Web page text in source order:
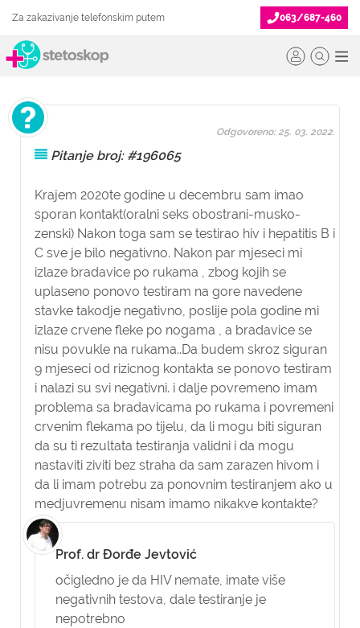
Za zakazivanje telefonskim putem 063/687-460
Pitanje broj: #196065
Krajem 2020te godine u decembru sam imao
sporan kontakt(oralni seks obostrani-musko-
zenski) Nakon toga sam se testirao hiv i hepatitis B i
C sve je bilo negativno. Nakon par mjeseci mi
izlaze bradavice po rukama , zbog kojih se
uplaseno ponovo testiram na gore navedene
stavke takodje negativno, poslije pola godine mi
izlaze crvene fleke po nogama , a bradavice se
nisu povukle na rukama..Da budem skroz siguran
9 mjeseci od rizicnog kontakta se ponovo testiram
i nalazi su svi negativni. i dalje povremeno imam
problema sa bradavicama po rukama i povremeni
crvenim flekama po tijelu, da li mogu biti siguran
da su ti rezultata testiranja validni i da mogu
nastaviti ziviti bez straha da sam zarazen hivom i
da li imam potrebu za ponovnim testiranjem ako u
medjuvremenu nisam imamo nikakve kontakte?
Odgovoreno: 25. 03. 2022.
Prof. dr Đorđe Jevtović
očigledno je da HIV nemate, imate više
negativnih testova, dale testiranje je
nepotrebno